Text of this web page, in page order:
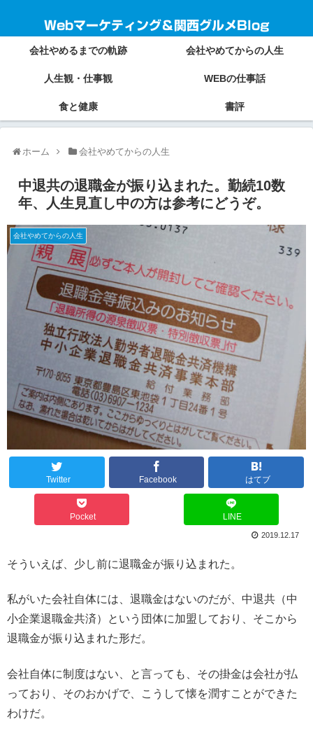
Webマーケティング＆関西グルメBlog
会社やめるまでの軌跡 会社やめてからの人生
人生観・仕事観 WEBの仕事話
食と健康 書評
ホーム 会社やめてからの人生
中退共の退職金が振り込まれた。勤続10数
年、人生見直し中の方は参考にどうぞ。
会社やめてからの人生
Twitter Facebook はてブ
Pocket LINE
2019.12.17
そういえば、少し前に退職金が振り込まれた。
私がいた会社自体には、退職金はないのだが、中退共（中
小企業退職金共済）という団体に加盟しており、そこから
退職金が振り込まれた形だ。
会社自体に制度はない、と言っても、その掛金は会社が払
っており、そのおかげで、こうして懐を潤すことができた
わけだ。